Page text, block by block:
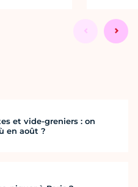
et vide-greniers : on
en août ?